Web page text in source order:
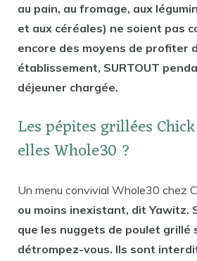
au pain, au fromage, aux
et aux céréales) ne soient pas
encore des moyens de profiter
établissement, SURTOUT
déjeuner chargée.
Les pépites grillées
elles Whole30 ?
Un menu convivial Whole30 chez
ou moins inexistant, dit Yawitz.
que les nuggets de poulet grillé
détrompez-vous. Ils sont